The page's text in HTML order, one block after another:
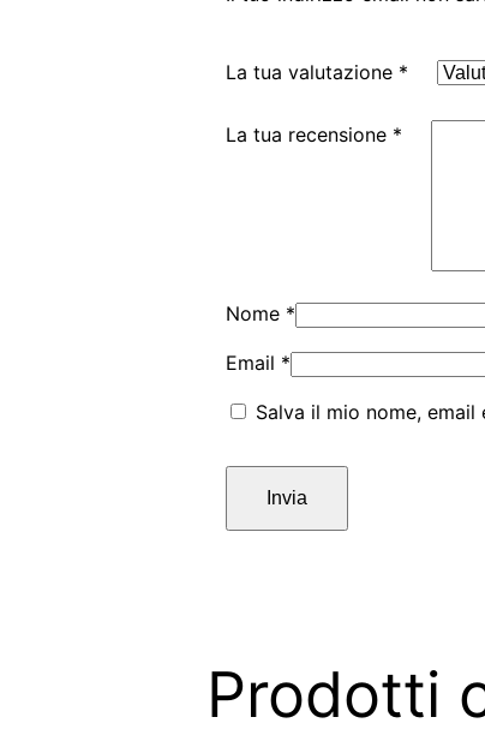
La tua valutazione *
La tua recensione *
Nome *
Email *
Salva il mio nome,
Prodotti